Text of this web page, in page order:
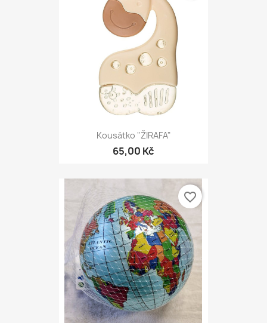
Kousátko "ŽIRAFA"
65,00 Kč
favorite_border